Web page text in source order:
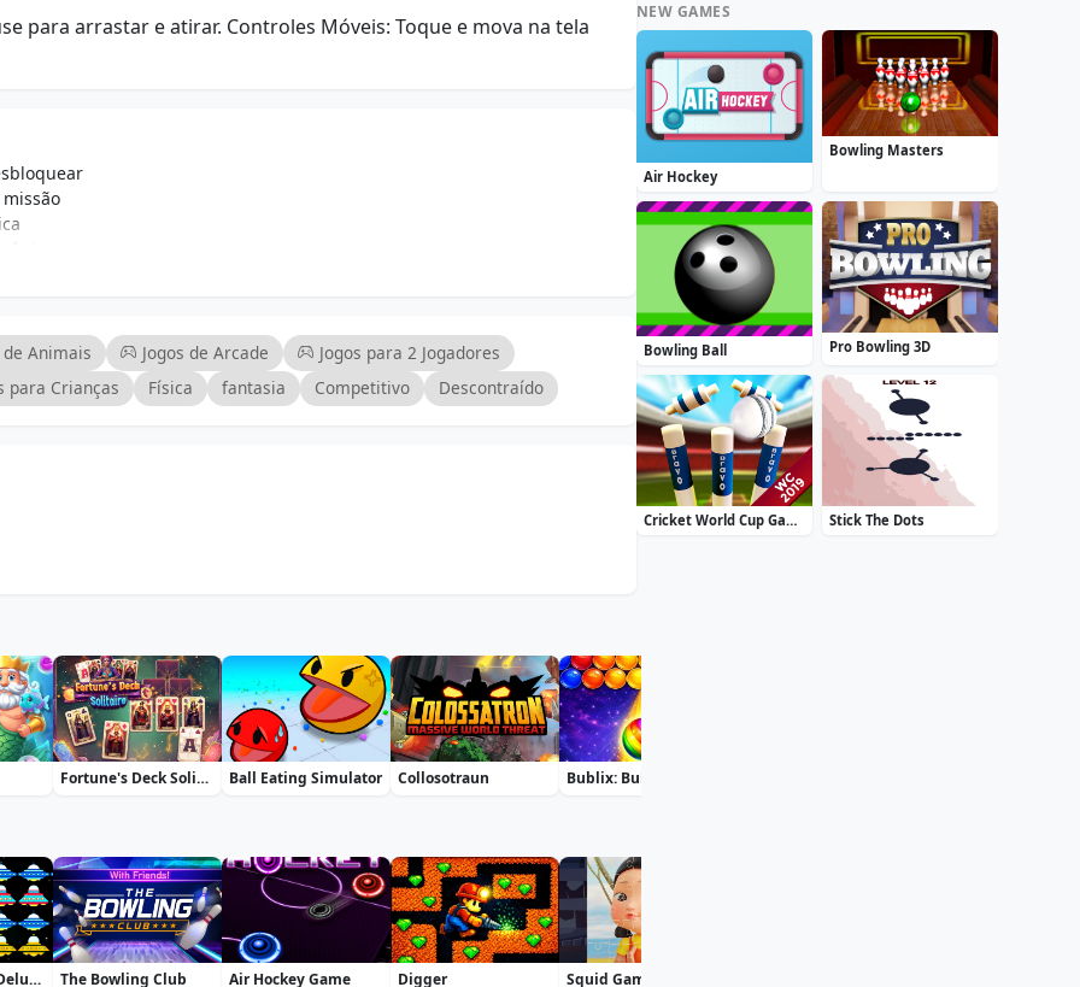
para arrastar e atirar. Controles Móveis: Toque e mova na tela
ao charme
de Animais Jogos de Arcade
Jogos para 2 Jogadores
para Crianças Física fantasia Competitivo Descontraído
Fortune's Deck Solitaire Ball Eating Simulator Collosotraun Bublix: Bubble Hit
UFO Arkanoid Deluxe The Bowling Club Air Hockey Game Digger Squid Game Jigsaw
NEW GAMES
Air Hockey
Bowling Masters
Bowling Ball Pro Bowling 3D
Cricket World Cup Game 2019 Mini Ground Cricke Stick The Dots